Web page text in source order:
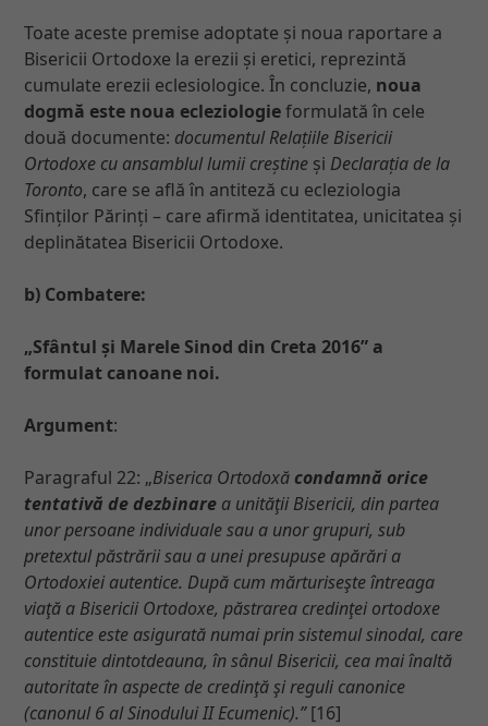
Toate aceste premise adoptate și noua raportare a
Bisericii Ortodoxe la erezii și eretici, reprezintă
cumulate erezii eclesiologice. În concluzie, noua
dogmă este noua ecleziologieformulată în cele
două documente: documentul Relațiile Bisericii
Ortodoxe cu ansamblul lumii creștine și Declarația de la
Toronto, care se află în antiteză cu ecleziologia
Sfinților Părinți – care afirmǎ identitatea, unicitatea și
deplinătatea Bisericii Ortodoxe.
b) Combatere:
„Sfântul și Marele Sinod din Creta 2016” a
formulat canoane noi.
Argument:
Paragraful 22: „Biserica Ortodoxă condamnă orice
tentativă de dezbinare a unităţii Bisericii, din partea
unor persoane individuale sau a unor grupuri, sub
pretextul păstrării sau a unei presupuse apărări a
Ortodoxiei autentice. După cum mărturiseşte întreaga
viaţă a Bisericii Ortodoxe, păstrarea credinţei ortodoxe
autentice este asigurată numai prin sistemul sinodal, care
constituie dintotdeauna, în sânul Bisericii, cea mai înaltă
autoritate în aspecte de credinţă şi reguli canonice
(canonul 6 al Sinodului II Ecumenic).”[16]